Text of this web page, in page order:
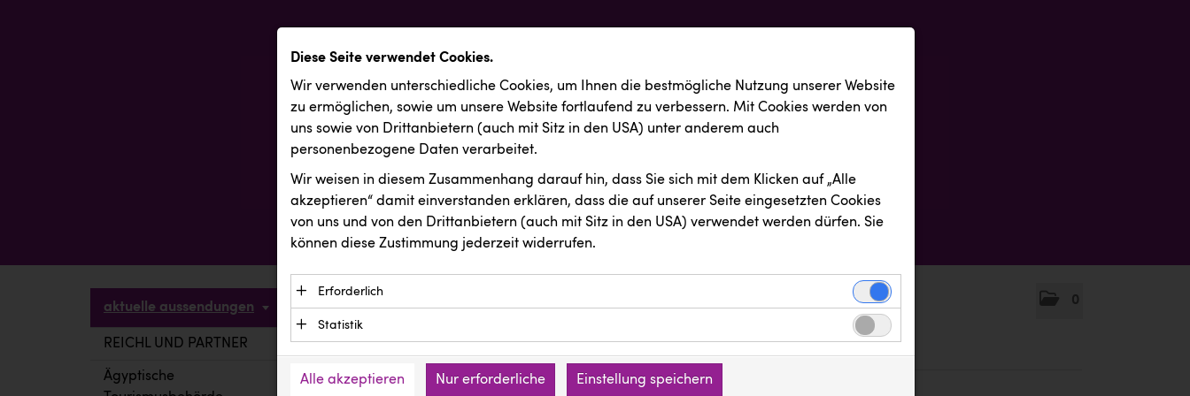
0
aktuelle aussendungen
REICHL UND PARTNER
Ägyptische
Diese Seite verwendet Cookies.
Wir verwenden unterschiedliche Cookies, um Ihnen die best­mögliche Nutzung unserer Website
zu ermöglichen, sowie um unsere Website fortlaufend zu verbessern. Mit Cookies werden von
uns sowie von Drittanbietern (auch mit Sitz in den USA) unter anderem auch
personenbezogene Daten verarbeitet.
Wir weisen in diesem Zusammenhang darauf hin, dass Sie sich mit dem Klicken auf „Alle
akzeptieren“ damit ein­ver­standen erklären, dass die auf unserer Seite eingesetzten Cookies
von uns und von den Drittanbietern (auch mit Sitz in den USA) verwendet werden dürfen. Sie
können diese Zustimmung jederzeit widerrufen.
Erforderlich
Essenzielle Cookies ermöglichen grundlegende Funktionen und sind für die einwandfreie
Funktion der Website erforderlich. Diese Cookies speichern keine personenbezogenen
Daten und werden an keine Dritten übermittelt.
Anbieter: Eigentümer der Website (Erstanbieter)
Statistik
verstehen, wie unsere Besucher unsere Website nutzen.
Alle akzeptieren Nur erforderliche Einstellung speichern